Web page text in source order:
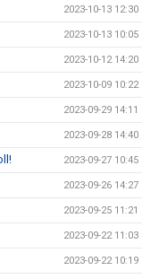
2023-10-13 12:30
2023-10-13 10:05
2023-10-12 14:20
2023-10-09 10:22
2023-09-29 14:11
2023-09-28 14:40
2023-09-27 10:45
2023-09-26 14:27
2023-09-25 11:21
2023-09-22 11:03
2023-09-22 10:19